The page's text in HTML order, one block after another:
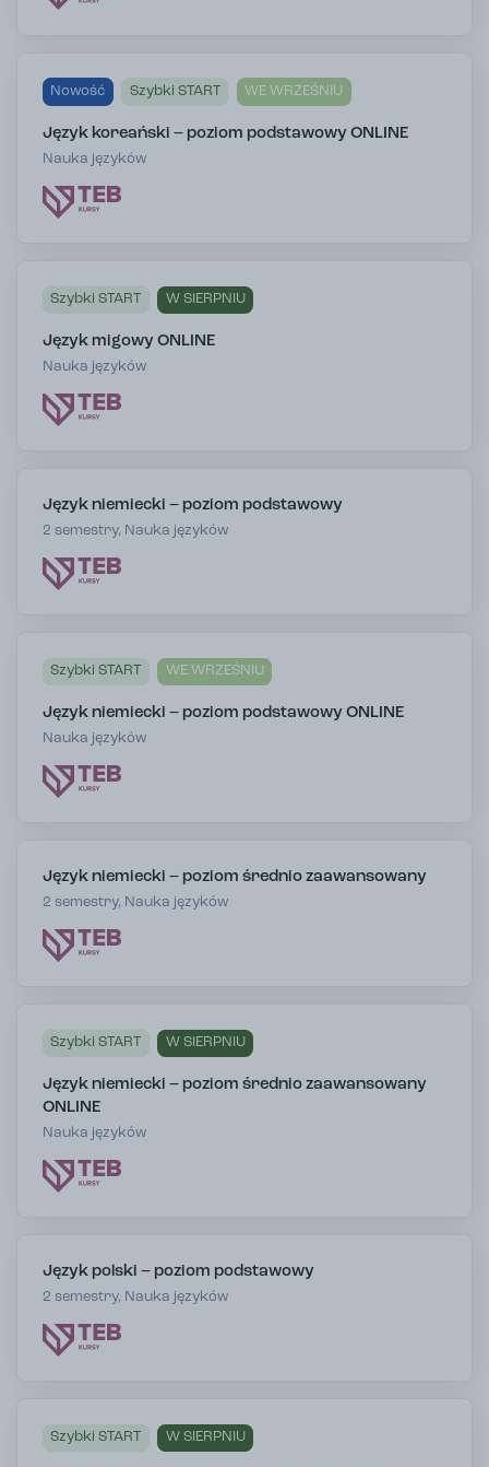
Nowość Szybki START WE WRZEŚNIU
Język koreański – poziom podstawowy ONLINE
Nauka języków
Szybki START W SIERPNIU
Język migowy ONLINE
Nauka języków
Język niemiecki – poziom podstawowy
2 semestry, Nauka języków
Szybki START WE WRZEŚNIU
Język niemiecki – poziom podstawowy ONLINE
Nauka języków
Język niemiecki – poziom średnio zaawansowany
2 semestry, Nauka języków
Szybki START W SIERPNIU
Język niemiecki – poziom średnio zaawansowany
ONLINE
Nauka języków
Język polski – poziom podstawowy
2 semestry, Nauka języków
Szybki START W SIERPNIU